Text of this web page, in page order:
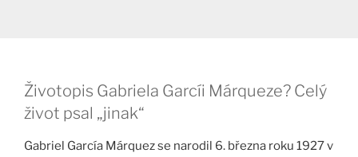
Životopis Gabriela Garcíi Márqueze? Celý
život psal „jinak“
Gabriel García Márquez se narodil 6. března roku 1927 v